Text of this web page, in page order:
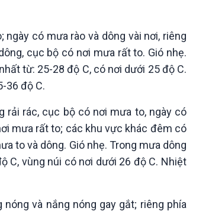
có mưa rào và dông vài nơi, riêng
cục bộ có nơi mưa rất to. Gió nhẹ.
từ: 25-28 độ C, có nơi dưới 25 độ C.
36 độ C.
rải rác, cục bộ có nơi mưa to, ngày có
mưa rất to; các khu vực khác đêm có
to và dông. Gió nhẹ. Trong mưa dông
C, vùng núi có nơi dưới 26 độ C. Nhiệt
và nắng nóng gay gắt; riêng phía